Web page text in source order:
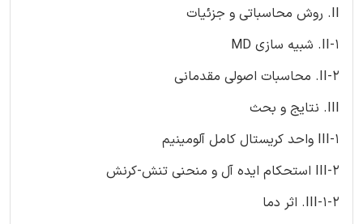
II. روش محاسباتی و جزئیات
II-1. شبیه سازی MD
II-2. محاسبات اصولی مقدمانی
III. نتایج و بحث
III-1 واحد کریستال کامل آلومینیم
III-2 استحکام ایده آل و منحنی تنش-کرنش
III-1-2. اثر دما